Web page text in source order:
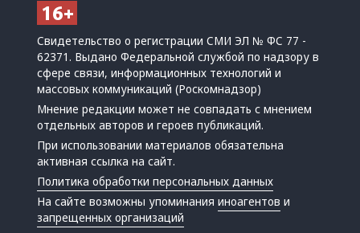
Свидетельство о регистрации СМИ ЭЛ № ФС 77 -
62371. Выдано Федеральной службой по надзору в
сфере связи, информационных технологий и
массовых коммуникаций (Роскомнадзор)
Мнение редакции может не совпадать с мнением
отдельных авторов и героев публикаций.
При использовании материалов обязательна
активная ссылка на сайт.
Политика обработки персональных данных
На сайте возможны упоминанияиноагентов и
запрещенных организаций